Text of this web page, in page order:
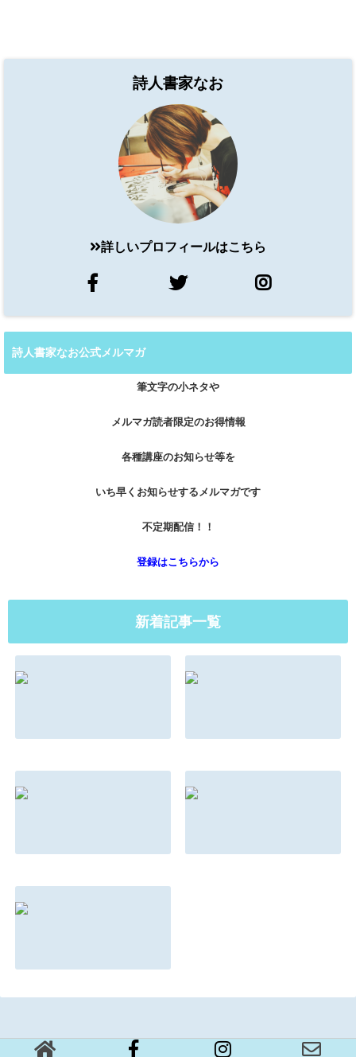
詩人書家なお
詳しいプロフィールはこちら
詩人書家なお公式メルマガ
筆文字の小ネタや
メルマガ読者限定のお得情報
各種講座のお知らせ等を
いち早くお知らせするメルマガです
不定期配信！！
登録はこちらから
新着記事一覧
はどう対応する？
2022.08.31